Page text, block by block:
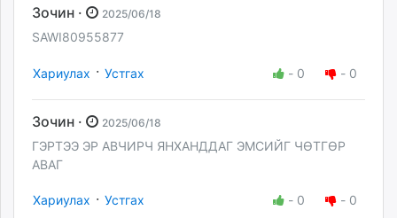
Зочин · 2025/06/18
SAWI80955877
Хариулах · Устгах - 0 - 0
Зочин · 2025/06/18
ГЭРТЭЭ ЭР АВЧИРЧ ЯНХАНДДАГ ЭМСИЙГ ЧӨТГӨР
АВАГ
Хариулах · Устгах - 0 - 0